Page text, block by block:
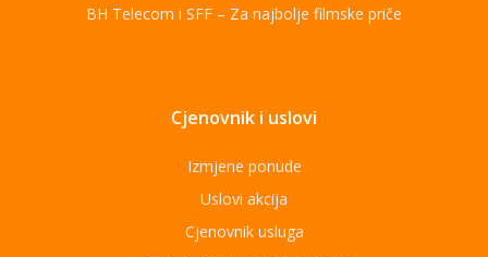
BH Telecom i SFF – Za najbolje filmske priče
Cjenovnik i uslovi
Izmjene ponude
Uslovi akcija
Cjenovnik usluga